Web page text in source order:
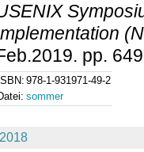
pp.
ISBN: 978-1-931971-49-2
sommer
2018